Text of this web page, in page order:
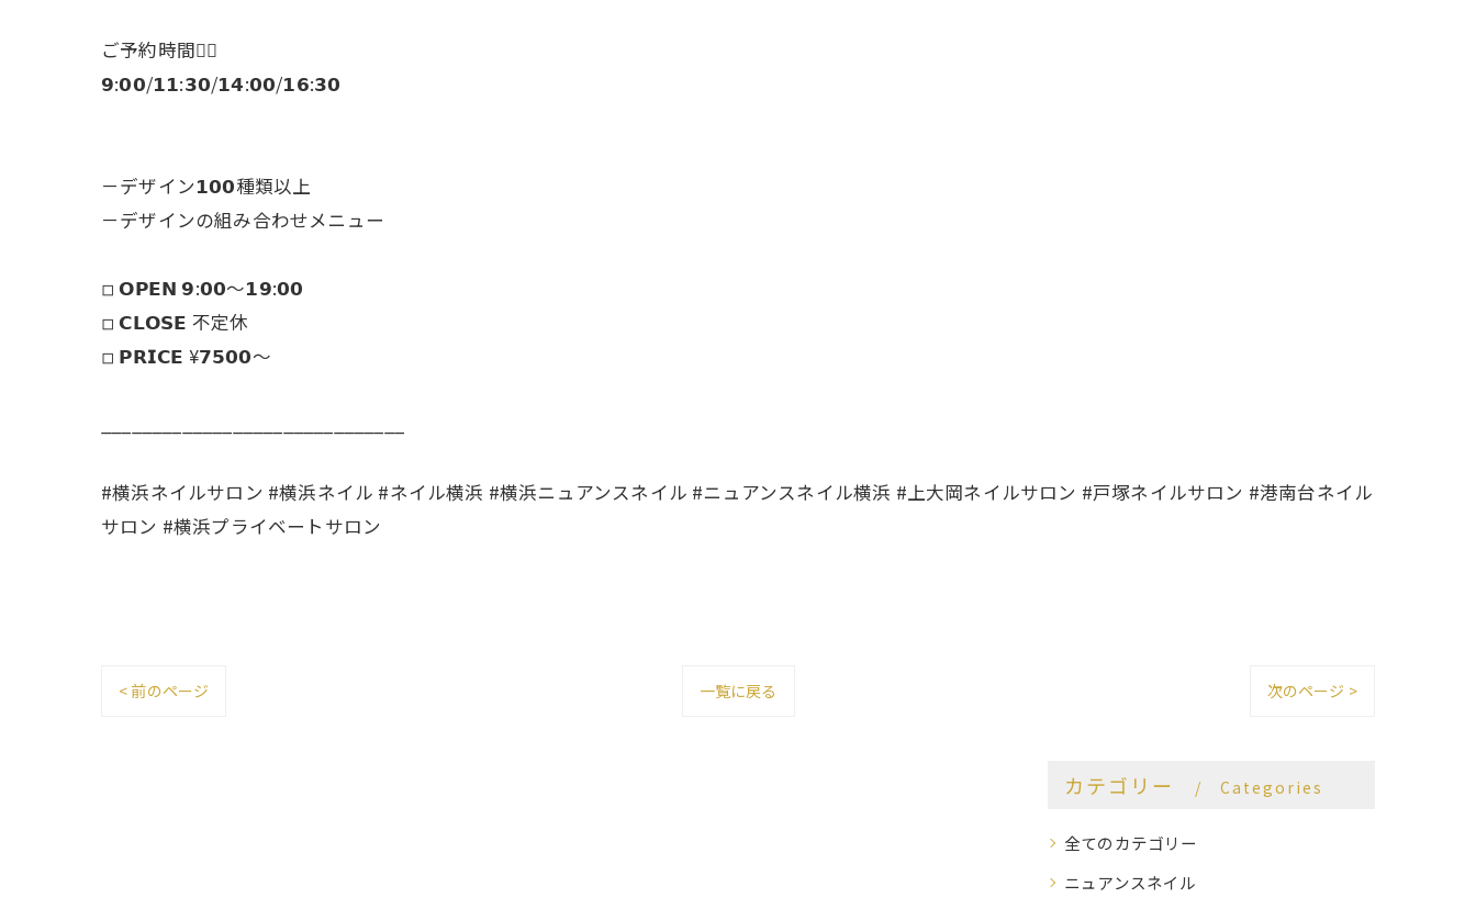
ご予約時間👇🏻
𝟵:𝟬𝟬/𝟭𝟭:𝟯𝟬/𝟭𝟰:𝟬𝟬/𝟭𝟲:𝟯𝟬
－デザイン𝟭𝟬𝟬種類以上
－デザインの組み合わせメニュー
◽︎ 𝗢𝗣𝗘𝗡 𝟵:𝟬𝟬～𝟭𝟵:𝟬𝟬
◽︎ 𝗖𝗟𝗢𝗦𝗘 不定休
◽︎ 𝗣𝗥𝗜𝗖𝗘 ¥𝟳𝟱𝟬𝟬～
#横浜ネイルサロン #横浜ネイル #ネイル横浜 #横浜ニュアンスネイル #ニュアンスネイル横浜 #上大岡ネイルサロン #戸塚ネイルサロン #港南台ネイル
サロン #横浜プライベートサロン
< 前のページ 一覧に戻る 次のページ >
カテゴリー Categories
全てのカテゴリー
ニュアンスネイル